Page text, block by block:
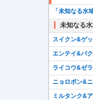
「未知なる水
未知なる
スイクン&ゲ
エンテイ&バ
ライコウ&ゼ
ニョロボン&
ミルタンク&